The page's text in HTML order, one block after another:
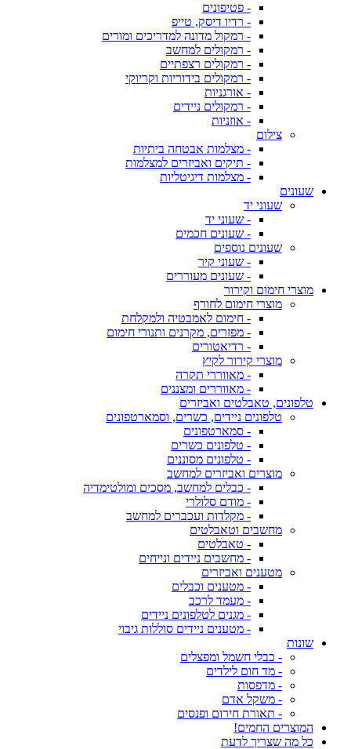
- פטיפונים
- רדיו דיסק, טייפ
- רמקול מדונה למדריכים ומורים
- רמקולים למחשב
- רמקולים רצפתיים
- רמקולים בידוריות וקריוקי
- אורגניות
- רמקולים ניידים
- אוזניות
צילום
- מצלמות אבטחה ביתיות
- תיקים ואביזרים למצלמות
- מצלמות דיגיטליות
שעונים
שעוני יד
- שעוני יד
- שעונים חכמים
שעונים נוספים
- שעוני קיר
- שעונים מעוררים
מוצרי חימום וקירור
מוצרי חימום לחורף
- חימום לאמבטיה ולמקלחת
- מפזרים, מקרנים ותנורי חימום
- רדיאטורים
מוצרי קירור לקיץ
- מאווררי תקרה
- מאווררים ומצננים
טלפונים, טאבלטים ואביזרים
טלפונים ניידים, כשרים, וסמארטפונים
- סמארטפונים
- טלפונים כשרים
- טלפונים מסוננים
מוצרים ואביזרים למחשב
- כבלים למחשב, מסכים ומולטימדיה
- מודם סלולרי
- מקלדות ועכברים למחשב
מחשבים וטאבלטים
- טאבלטים
- מחשבים ניידים ונייחים
מטענים ואביזרים
- מטענים וכבלים
- מעמד לרכב
- מגנים לטלפונים ניידים
- מטענים ניידים סוללות גיבוי
שונות
- כבלי חשמל ומפצלים
- מד חום לילדים
- מדפסות
- משקל אדם
- תאורת חירום ופנסים
המוצרים החמים!
כל מה שצריך לדעת